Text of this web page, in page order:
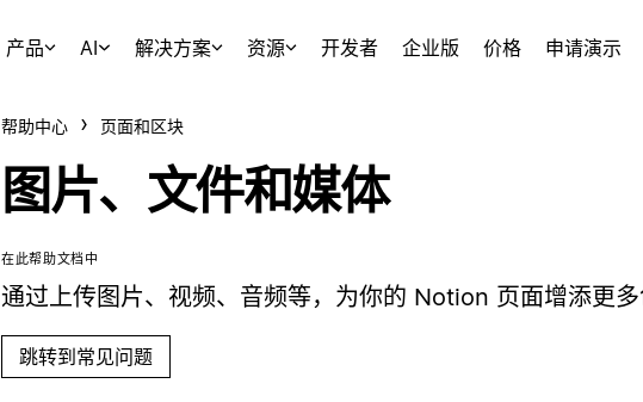
产品 AI 解决方案 资源 开发者 企业版 价格 申请演示
帮助中心 页面和区块
图片、文件和媒体
在此帮助文档中
通过上传图片、视频、音频等，为你的 Notion 页面增添更
跳转到常见问题